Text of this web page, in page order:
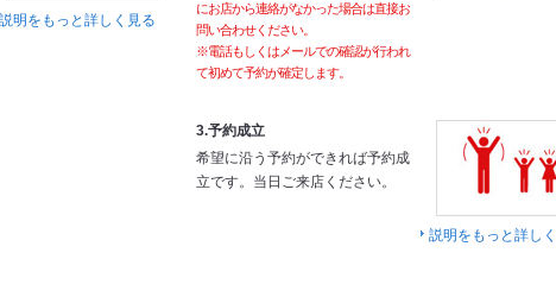
説明をもっと詳しく見る
にお店から連絡がなかった場合は直接お
問い合わせください。
※電話もしくはメールでの確認が行われ
て初めて予約が確定します。
3.予約成立
希望に沿う予約ができれば予約成
立です。当日ご来店ください。
説明をもっと詳し